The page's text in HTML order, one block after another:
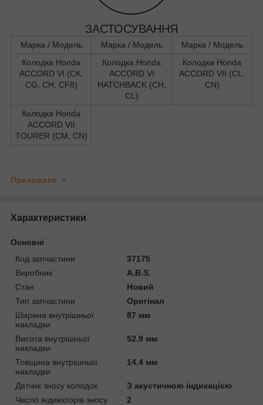
ЗАСТОСУВАННЯ
Марка / Модель Марка / Модель
Марка / Модель
Колодка Honda
ACCORD VI (CK,
CG, CH, CF8)
Колодка Honda
ACCORD VI
HATCHBACK (CH,
CL)
Колодка Honda
ACCORD VII (CL,
CN)
Колодка Honda
ACCORD VII
TOURER (CM, CN)
Приховати
Характеристики
Основні
Код запчастини
37175
Виробник
A.B.S.
Стан
Новий
Тип запчастини
Оригінал
Ширина внутрішньої
накладки
87 мм
Висота внутрішньої
накладки
52.9 мм
Товщина внутрішньої
накладки
14.4 мм
Датчик зносу колодок
З акустичною індикацією
Число індикаторів зносу
2